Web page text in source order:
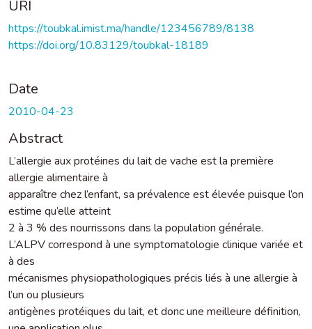
URI
https://toubkal.imist.ma/handle/123456789/8138
https://doi.org/10.83129/toubkal-18189
Date
2010-04-23
Abstract
L’allergie aux protéines du lait de vache est la première
allergie alimentaire à
apparaître chez l’enfant, sa prévalence est élevée puisque l’on
estime qu’elle atteint
2 à 3 % des nourrissons dans la population générale.
L’ALPV correspond à une symptomatologie clinique variée et
à des
mécanismes physiopathologiques précis liés à une allergie à
l’un ou plusieurs
antigènes protéiques du lait, et donc une meilleure définition,